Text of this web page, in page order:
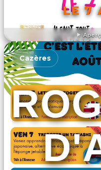
LE 7
Cazères